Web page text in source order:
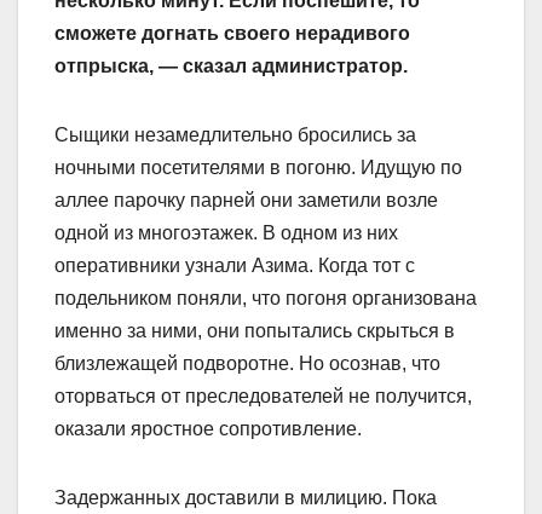
сможете догнать своего нерадивого
отпрыска, — сказал администратор.
Сыщики незамедлительно бросились за
ночными посетителями в погоню. Идущую по
аллее парочку парней они заметили возле
одной из многоэтажек. В одном из них
оперативники узнали Азима. Когда тот с
подельником поняли, что погоня организована
именно за ними, они попытались скрыться в
близлежащей подворотне. Но осознав, что
оторваться от преследователей не получится,
оказали яростное сопротивление.
Задержанных доставили в милицию. Пока